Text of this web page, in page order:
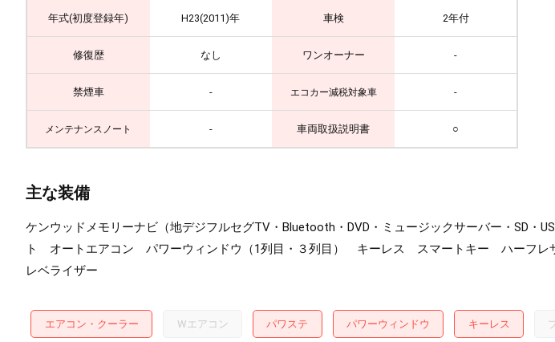
年式(初度登録年) H23(2011)年 車検 2年付
修復歴 なし ワンオーナー -
禁煙車 - エコカー減税対象車 -
メンテナンスノート - 車両取扱説明書 ○
主な装備
ケンウッドメモリーナビ（地デジフルセグTV・Bluetooth・DVD・ミュージックサーバー・
ト オートエアコン パワーウィンドウ（1列目・３列目） キーレス スマートキー ハーフ
レベライザー
エアコン・クーラー Wエアコン パワステ パワーウィンドウ キーレス